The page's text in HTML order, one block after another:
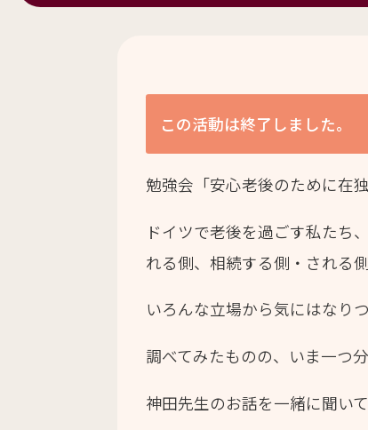
この活動は終了しました。
勉強会「安心老後のために在
ドイツで老後を過ごす私たち
れる側、相続する側・される側
いろんな立場から気にはなり
調べてみたものの、いま一つ
神田先生のお話を一緒に聞い